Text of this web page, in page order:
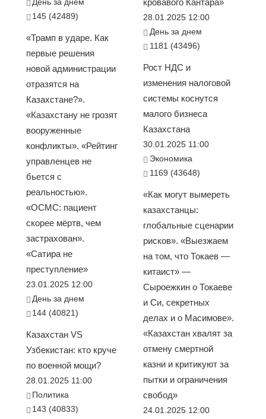
День за днем
145 (42489)
«Трамп в ударе. Как
первые решения
новой администрации
отразятся на
Казахстане?».
«Казахстану не грозят
вооруженные
конфликты». «Рейтинг
управленцев не
бьется с
реальностью».
«ОСМС: пациент
скорее мёртв, чем
застрахован».
«Сатира не
преступление»
23.01.2025 12:00
День за днем
144 (40821)
Казахстан VS
Узбекистан: кто круче
по военной мощи?
28.01.2025 11:00
Политика
143 (40833)
кровавого Кантара»
28.01.2025 12:00
День за днем
1181 (43496)
Рост НДС и
изменения налоговой
системы коснутся
малого бизнеса
Казахстана
30.01.2025 11:00
Экономика
1169 (43648)
«Как могут вымереть
казахстанцы:
глобальные сценарии
рисков». «Выезжаем
на том, что Токаев —
китаист» —
Сыроежкин о Токаеве
и Си, секретных
делах и о Масимове».
«Казахстан хвалят за
отмену смертной
казни и критикуют за
пытки и ограничения
свобод»
24.01.2025 12:00